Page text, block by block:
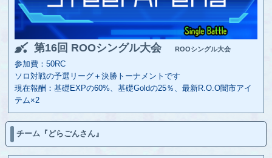
第16回 ROOシングル大会 ROOシングル大会
参加費：50RC
ソロ対戦の予選リーグ＋決勝トーナメントです
現在報酬：基礎EXPの60%、基礎Goldの25％、最新R.O.O闇市アイ
テム×2
チーム『どらごんさん』